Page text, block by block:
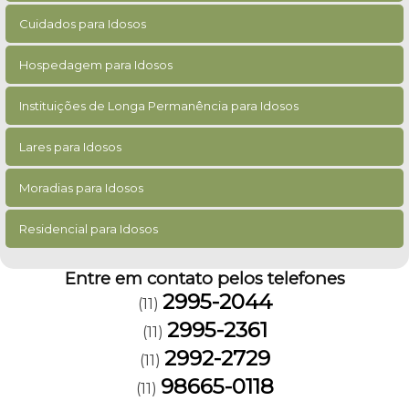
Cuidados para Idosos
Hospedagem para Idosos
Instituições de Longa Permanência para Idosos
Lares para Idosos
Moradias para Idosos
Residencial para Idosos
Entre em contato pelos telefones
(11) 2995-2044
(11) 2995-2361
(11) 2992-2729
(11) 98665-0118